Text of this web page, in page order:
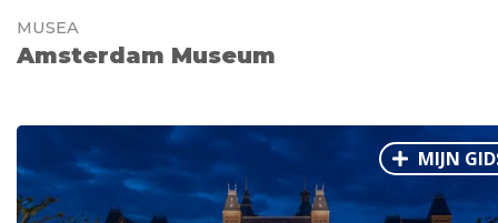
MUSEA
Amsterdam Museum
MIJN